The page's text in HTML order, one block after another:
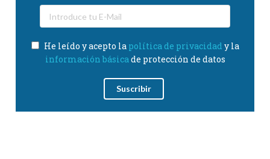
He leído y acepto la política de privacidad y la
información básicade protección de datos